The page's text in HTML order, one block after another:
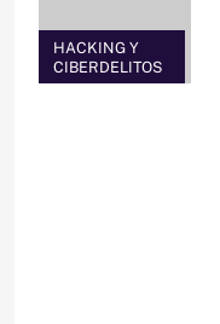
HACKING Y
CIBERDELITOS